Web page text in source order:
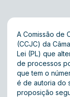
A Comissão de
(CCJC) da
Lei (PL) que
de processos
que tem o
é de autoria do
proposição